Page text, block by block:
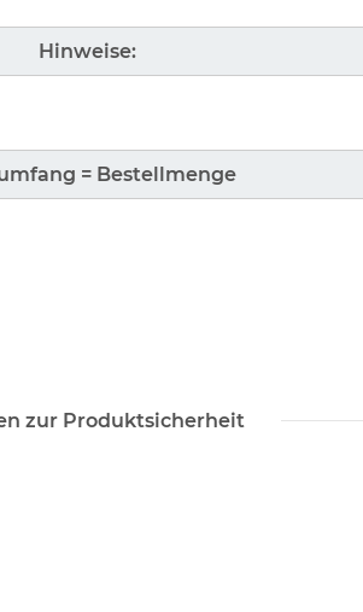
Hinweise:
= Bestellmenge
zur Produktsicherheit